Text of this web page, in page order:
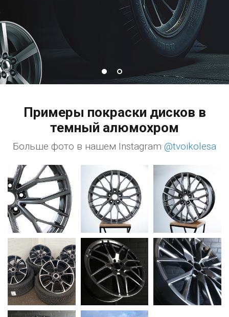
Примеры покраски дисков в
темный алюмохром
Больше фото в нашем Instagram @tvoikolesa